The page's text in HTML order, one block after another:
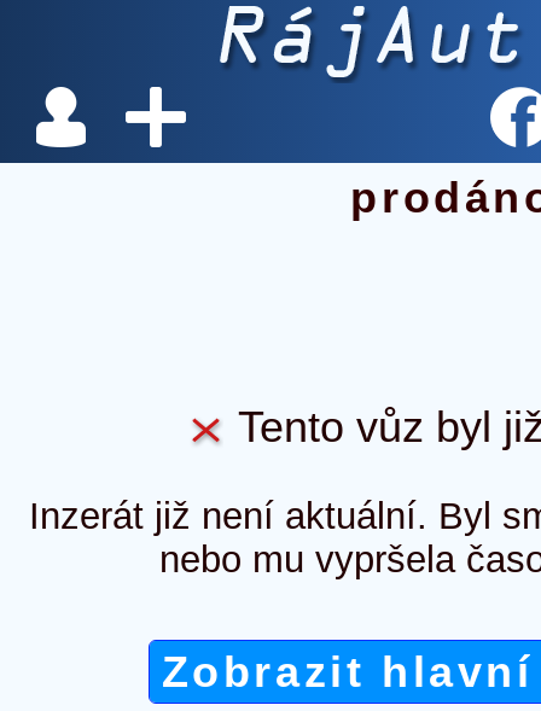
Tento vůz byl
Inzerát již není aktuální. Byl
nebo mu vypršela
Zobrazit